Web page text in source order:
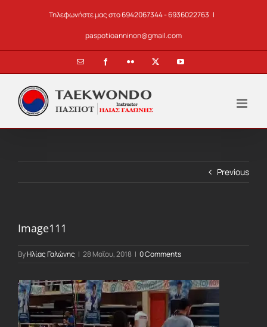
Τηλεφωνήστε μας στο 6942067344 - 6936022763 |
paspotioanninon@gmail.com
Email FacebookFlickr YouTube
Previous
Image111
ByΗλίας Γαλώνης | 28 Μαΐου, 2018 | 0 Comments